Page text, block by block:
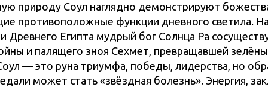
природу Соул наглядно демонстрируют
противоположные функции дневного светила.
Древнего Египта мудрый бог Солнца Ра
и палящего зноя Сехмет, превращавшей
— это руна триумфа, победы, лидерства, но
может стать «звёздная болезнь». Энергия,